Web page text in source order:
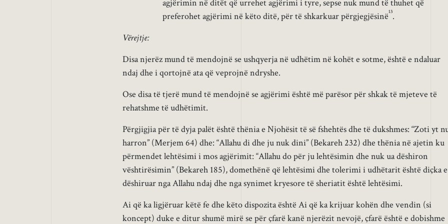
agjërimin në ditët që urrehet agjërimi i tyre, sepse nuk mund të thuhet që
preferohet agjërimi në këto ditë, për të shkarkuar përgjegjësinë13.
Vërejtje:
Disa njerëz mund të mendojnë se ushqyerja në udhëtim në kohët e sotme, është e ndaluar
ndaj dhe i qortojnë ata që veprojnë ndryshe.
Ose disa të tjerë mund të mendojnë se agjërimi është më parësor për shkak të mjeteve të
rehatshme të udhëtimit.
Përgjigjia për të dyja palët është thënia e Njohësit të së fshehtës dhe të dukshmes: “Zoti yt
harron” (Merjem 64) dhe: “Allahu di dhe ju nuk dini” (Bekareh 232) dhe thënia në ajetin ku
përmendet lehtësimi i mos agjërimit: “Allahu do për ju lehtësimin dhe nuk ua dëshiron
vështirësimin” (Bekareh 185), domethënë që lehtësimi dhe tolerimi i udhëtarit është diçka e
dëshiruar nga Allahu ndaj dhe nga synimet kryesore të sheriatit është lehtësimi.
Ai që ka ligjëruar këtë fe dhe këto dispozita është Ai që ka krijuar kohën dhe vendin (si
koncept) duke e ditur shumë mirë se për çfarë kanë njerëzit nevojë, çfarë është e dobishme